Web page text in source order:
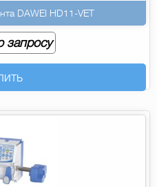
DAWEI HD11-VET
запросу